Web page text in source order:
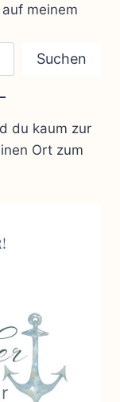
meinem
Suchen
du kaum zur
Ort zum